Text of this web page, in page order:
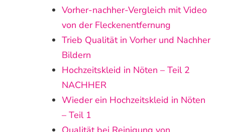
Vorher-nachher-Vergleich mit Video
von der Fleckenentfernung
Trieb Qualität in Vorher und Nachher
Bildern
Hochzeitskleid in Nöten – Teil 2
NACHHER
Wieder ein Hochzeitskleid in Nöten
– Teil 1